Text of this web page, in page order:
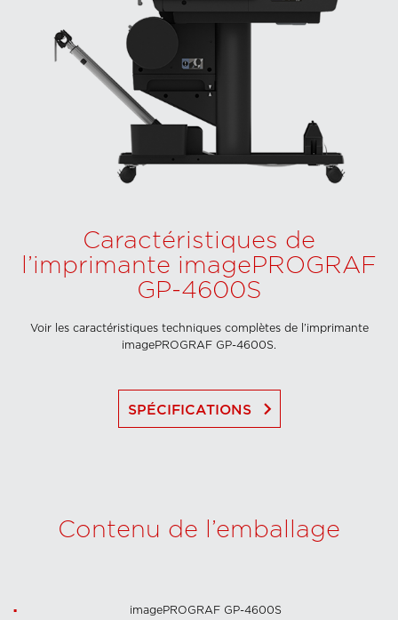
Caractéristiques de
l’imprimante imagePROGRAF
GP-4600S
Voir les caractéristiques techniques complètes de l’imprimante
imagePROGRAF GP-4600S.
SPÉCIFICATIONS keyboard_arrow_right
Contenu de l’emballage
imagePROGRAF GP-4600S